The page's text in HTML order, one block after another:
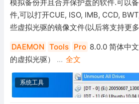
系统下载
模拟备份并且合并保护盘的软件.可以
件,可以打开CUE, ISO, IMB, CCD,
些虚拟光驱的镜像文件(以后将支持更
DAEMON Tools Pro 8.0.0 简体中
的虚拟光驱）
... 全文
系统工具